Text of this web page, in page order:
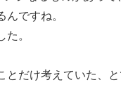
んですね。
た。
とだけ考えていた、